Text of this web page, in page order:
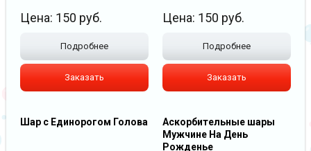
Цена: 150 руб.
Подробнее
Заказать
Цена: 150 руб.
Подробнее
Заказать
Шар с Единорогом Голова
Аскорбительные шары
Мужчине На День
Рожденье